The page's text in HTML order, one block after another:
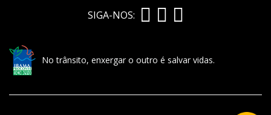
SIGA-NOS:
No trânsito, enxergar o outro é salvar vidas.